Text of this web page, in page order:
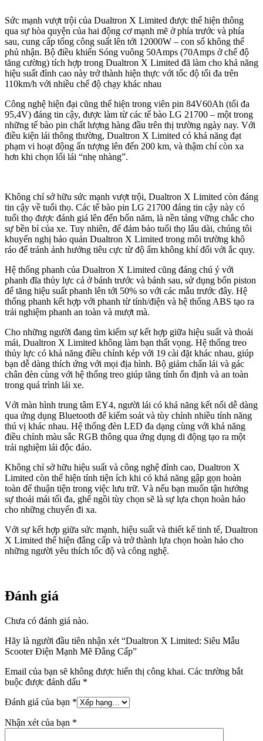
Sức mạnh vượt trội của Dualtron X Limited được thể hiện thông
qua sự hòa quyện của hai động cơ mạnh mẽ ở phía trước và phía
sau, cung cấp tổng công suất lên tới 12000W – con số không thể
phủ nhận. Bộ điều khiển Sóng vuông 50Amps (70Amps ở chế độ
tăng cường) tích hợp trong Dualtron X Limited đã làm cho khả năng
hiệu suất đỉnh cao này trở thành hiện thực với tốc độ tối đa trên
110km/h với nhiều chế độ chạy khác nhau
Công nghệ hiện đại cũng thể hiện trong viên pin 84V60Ah (tối đa
95,4V) đáng tin cậy, được làm từ các tế bào LG 21700 – một trong
những tế bào pin chất lượng hàng đầu trên thị trường ngày nay. Với
điều kiện lái thông thường, Dualtron X Limited có khả năng đạt
phạm vi hoạt động ấn tượng lên đến 200 km, và thậm chí còn xa
hơn khi chọn lối lái “nhẹ nhàng”.
Không chỉ sở hữu sức mạnh vượt trội, Dualtron X Limited còn đáng
tin cậy về tuổi thọ. Các tế bào pin LG 21700 đáng tin cậy này có
tuổi thọ được đánh giá lên đến bốn năm, là nền tảng vững chắc cho
sự bền bỉ của xe. Tuy nhiên, để đảm bảo tuổi thọ lâu dài, chúng tôi
khuyến nghị bảo quản Dualtron X Limited trong môi trường khô
ráo để tránh ảnh hưởng tiêu cực từ độ ẩm không khí đối với ắc quy.
Hệ thống phanh của Dualtron X Limited cũng đáng chú ý với
phanh đĩa thủy lực cả ở bánh trước và bánh sau, sử dụng bốn piston
để tăng hiệu suất phanh lên tới 50% so với các mẫu trước đây. Hệ
thống phanh kết hợp với phanh từ tính/điện và hệ thống ABS tạo ra
trải nghiệm phanh an toàn và mượt mà.
Cho những người đang tìm kiếm sự kết hợp giữa hiệu suất và thoải
mái, Dualtron X Limited không làm bạn thất vọng. Hệ thống treo
thủy lực có khả năng điều chỉnh kép với 19 cài đặt khác nhau, giúp
bạn dễ dàng thích ứng với mọi địa hình. Bộ giảm chấn lái và gác
chân đèn cùng với hệ thống treo giúp tăng tính ổn định và an toàn
trong quá trình lái xe.
Với màn hình trung tâm EY4, người lái có khả năng kết nối dễ dàng
qua ứng dụng Bluetooth để kiểm soát và tùy chỉnh nhiều tính năng
thú vị khác nhau. Hệ thống đèn LED đa dạng cùng với khả năng
điều chỉnh màu sắc RGB thông qua ứng dụng di động tạo ra một
trải nghiệm lái độc đáo.
Không chỉ sở hữu hiệu suất và công nghệ đỉnh cao, Dualtron X
Limited còn thể hiện tính tiện ích khi có khả năng gập gọn hoàn
toàn để thuận tiện trong việc lưu trữ. Và nếu bạn muốn tận hưởng
sự thoải mái tối đa, ghế ngồi tùy chọn sẽ là sự lựa chọn hoàn hảo
cho những chuyến đi xa.
Với sự kết hợp giữa sức mạnh, hiệu suất và thiết kế tinh tế, Dualtron
X Limited thể hiện đẳng cấp và trở thành lựa chọn hoàn hảo cho
những người yêu thích tốc độ và công nghệ.
Đánh giá
Chưa có đánh giá nào.
Hãy là người đầu tiên nhận xét “Dualtron X Limited: Siêu Mẫu
Scooter Điện Mạnh Mẽ Đẳng Cấp”
Email của bạn sẽ không được hiển thị công khai. Các trường bắt
buộc được đánh dấu *
Đánh giá của bạn *
Nhận xét của bạn *